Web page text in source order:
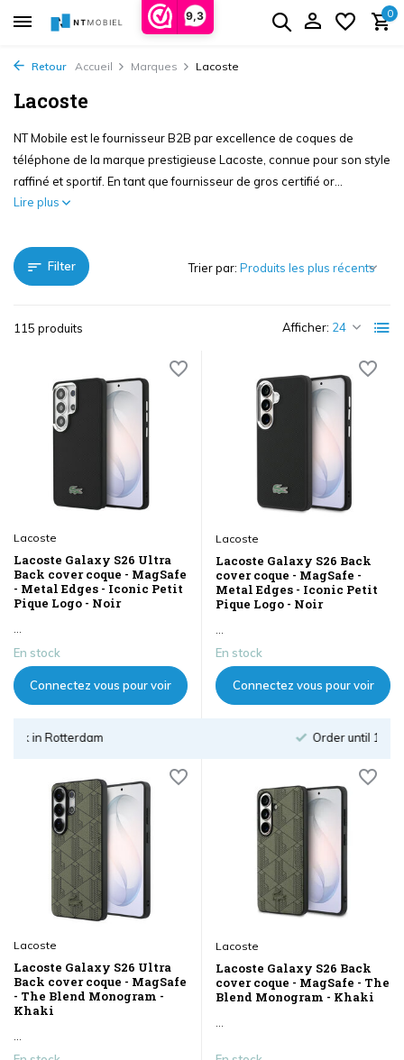
9,3 0
Retour Accueil Marques Lacoste
Lacoste
NT Mobile est le fournisseur B2B par excellence de coques de
téléphone de la marque prestigieuse Lacoste, connue pour son style
raffiné et sportif. En tant que fournisseur de gros certifié or...
Lire plus
Filter
115 produits Afficher:
Trier par:
Lacoste
Lacoste Galaxy S26 Ultra
Back cover coque - MagSafe
- Metal Edges - Iconic Petit
Pique Logo - Noir
En stock
Connectez vous pour voir
Lacoste
Lacoste Galaxy S26 Back
cover coque - MagSafe -
Metal Edges - Iconic Petit
Pique Logo - Noir
En stock
Connectez vous pour voir
Lacoste
Lacoste Galaxy S26 Ultra
Back cover coque - MagSafe
- The Blend Monogram -
Khaki
...
Lacoste
Lacoste Galaxy S26 Back
cover coque - MagSafe - The
Blend Monogram - Khaki
...